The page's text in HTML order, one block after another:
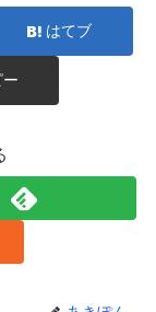
はてブ
ー